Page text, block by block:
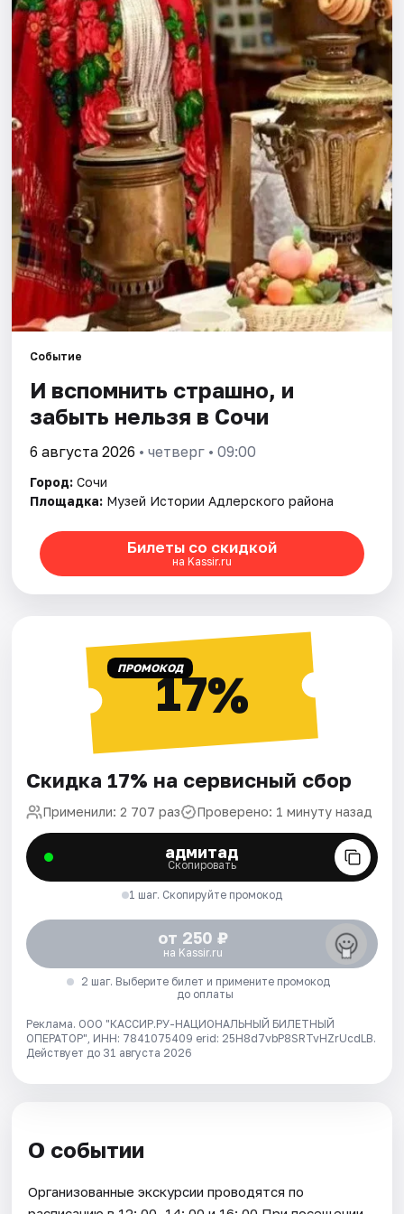
Города
Площадки
Артисты
Рейтинги
Событие
И вспомнить страшно, и
забыть нельзя в Сочи
6 августа 2026 • четверг • 09:00
Город: Сочи
Площадка: Музей Истории Адлерского района
Билеты со скидкой
на Kassir.ru
ПРОМОКОД17%
Скидка 17% на сервисный сбор
Применили: 2 707 раз Проверено: 1 минуту назад
адмитад
Скопировать
1 шаг. Скопируйте промокод
от 250 ₽
на Kassir.ru
2 шаг. Выберите билет и примените промокод
до оплаты
Реклама. ООО "КАССИР.РУ-НАЦИОНАЛЬНЫЙ БИЛЕТНЫЙ
ОПЕРАТОР", ИНН: 7841075409 erid: 25H8d7vbP8SRTvHZrUcdLB.
Действует до 31 августа 2026
О событии
Организованные экскурсии проводятся по